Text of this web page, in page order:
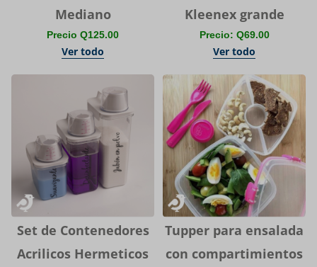
Mediano
Precio Q125.00
Ver todo
Kleenex grande
Precio: Q69.00
Ver todo
Set de Contenedores
Acrilicos Hermeticos
Tupper para ensalada
con compartimientos